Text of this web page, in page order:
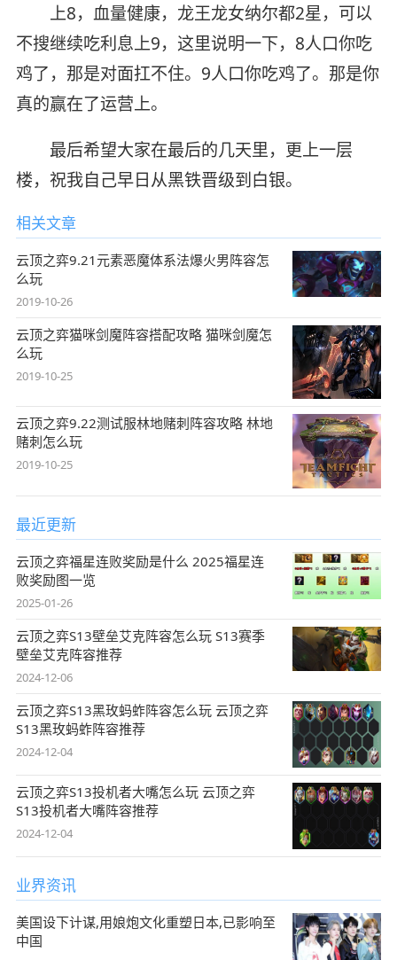
上8，血量健康，龙王龙女纳尔都2星，可以
不搜继续吃利息上9，这里说明一下，8人口你吃
鸡了，那是对面扛不住。9人口你吃鸡了。那是你
真的赢在了运营上。
最后希望大家在最后的几天里，更上一层
楼，祝我自己早日从黑铁晋级到白银。
相关文章
云顶之弈9.21元素恶魔体系法爆火男阵容怎
么玩
2019-10-26
云顶之弈猫咪剑魔阵容搭配攻略 猫咪剑魔怎
么玩
2019-10-25
云顶之弈9.22测试服林地赌刺阵容攻略 林地
赌刺怎么玩
2019-10-25
最近更新
云顶之弈福星连败奖励是什么 2025福星连
败奖励图一览
2025-01-26
云顶之弈S13壁垒艾克阵容怎么玩 S13赛季
壁垒艾克阵容推荐
2024-12-06
云顶之弈S13黑玫蚂蚱阵容怎么玩 云顶之弈
S13黑玫蚂蚱阵容推荐
2024-12-04
云顶之弈S13投机者大嘴怎么玩 云顶之弈
S13投机者大嘴阵容推荐
2024-12-04
业界资讯
美国设下计谋,用娘炮文化重塑日本,已影响至
中国